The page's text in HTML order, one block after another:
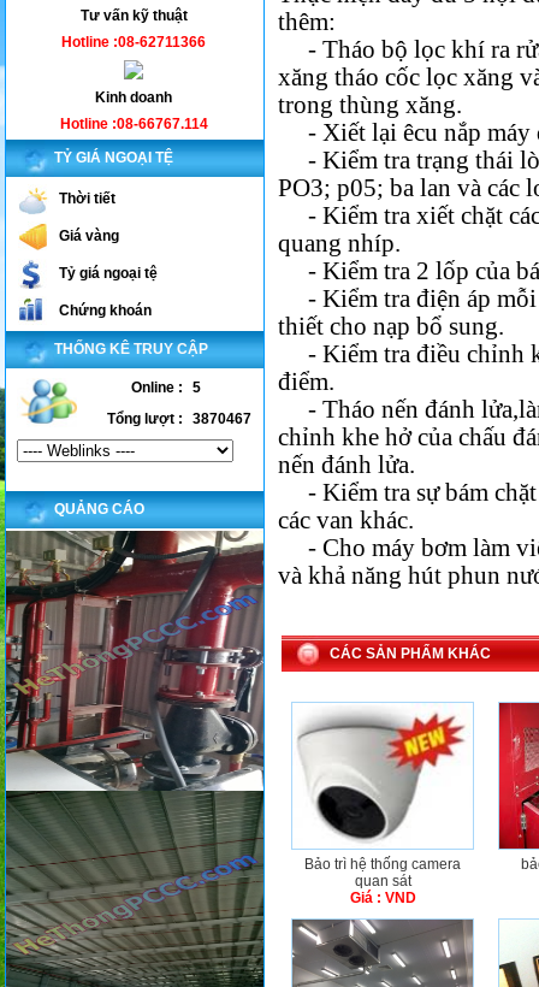
Tư vấn kỹ thuật
Hotline :08-62711366
Kinh doanh
Hotline :08-66767.114
TỶ GIÁ NGOẠI TỆ
Thời tiết
Giá vàng
Tỷ giá ngoại tệ
Chứng khoán
THỐNG KÊ TRUY CẬP
Online :
5
Tổng lượt :
3870467
QUẢNG CÁO
thêm:
- Tháo bộ lọc khí ra
xăng tháo cốc lọc xăng
trong thùng xăng.
- Xiết lại êcu nắp máy
- Kiểm tra trạng thái
PO3; p05; ba lan và các
- Kiểm tra xiết chặt
quang nhíp.
- Kiểm tra 2 lốp của
- Kiểm tra điện áp mỗi
thiết cho nạp bổ sung.
- Kiểm tra điều chỉnh
điểm.
- Tháo nến đánh
chỉnh khe hở của chấu
nến đánh lửa.
- Kiểm tra sự bám chặt
các van khác.
- Cho máy bơm làm
và khả năng hút phun
CÁC SẢN PHẨM KHÁC
Bảo trì hệ thống camera
quan sát
Giá : VND